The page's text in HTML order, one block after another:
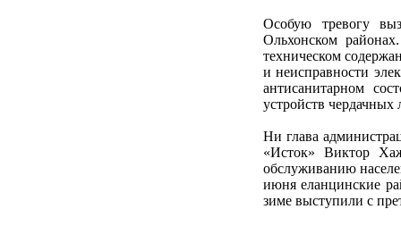
Особую тревогу
Ольхонском
техническом
и неисправности
антисанитарном
устройств чердачных
Ни глава
«Исток» Виктор
обслуживанию
июня еланцинские
зиме выступили с